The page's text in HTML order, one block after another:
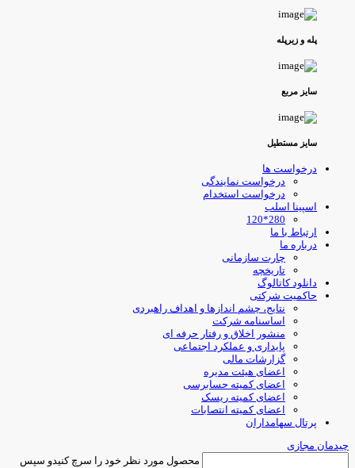
پله و زیرپله
سایز مربع
سایز مستطیل
درخواست ها
درخواست نمایندگی
درخواست استخدام
اسپینا اسلب
280*120
ارتباط با ما
درباره ما
چارت سازمانی
تاریخچه
دانلود کاتالوگ
حاکمیت شرکتی
نتایج، چشم اندازها و اهداف راهبردی
اساسنامه شرکت
منشور اخلاق و رفتار حرفه ای
پایداری و عملکرد اجتماعی
گزارشات مالی
اعضای هیئت مدیره
اعضای کمیته حسابرسی
اعضای کمیته ریسک
اعضای کمیته انتصابات
پرتال سهامداران
مجازی
محصول مورد نظر خود را سرچ کنیدو سپس